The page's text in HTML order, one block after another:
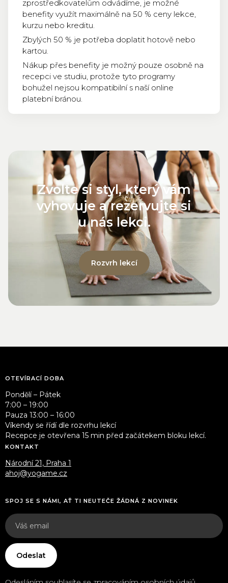
zprostředkovatelům odvádíme, je možné
benefity využít maximálně na 50 % ceny lekce,
kurzu nebo kreditu.
Zbylých 50 % je potřeba doplatit hotově nebo
kartou.
Nákup přes benefity je možný pouze osobně na
recepci ve studiu, protože tyto programy
bohužel nejsou kompatibilní s naší online
platební bránou.
Zvolte si styl, který vám
vyhovuje a rezervujte si
u nás lekci.
Rozvrh lekcí
OTEVÍRACÍ DOBA
Pondělí – Pátek
7:00 – 19:00
Pauza 13:00 – 16:00
Víkendy se řídí dle rozvrhu lekcí
Recepce je otevřena 15 min před začátekem bloku lekcí.
KONTAKT
Národní 21, Praha 1
ahoj@yogame.cz
SPOJ SE S NÁMI, AŤ TI NEUTEČE ŽÁDNÁ Z NOVINEK